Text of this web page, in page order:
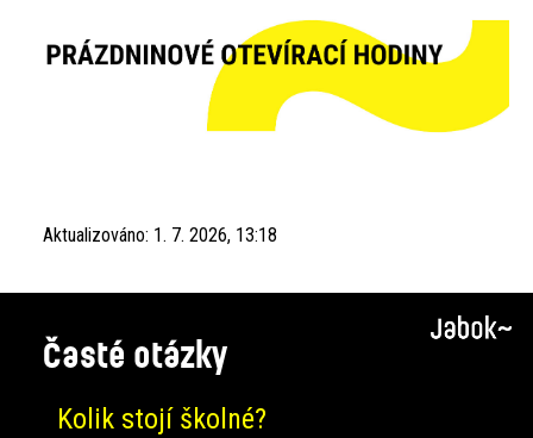
Aktualizováno: 1. 7. 2026, 13:18
Časté otázky
Kolik stojí školné?